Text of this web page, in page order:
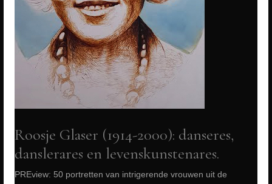
intrigerende
uit
Nijmeegse
Geschiedenis
LEES
MEER...
Roosje Glaser (1914-2000): danseres,
danslerares en levenskunstenares.
PREview: 50 portretten van intrigerende vrouwen uit de